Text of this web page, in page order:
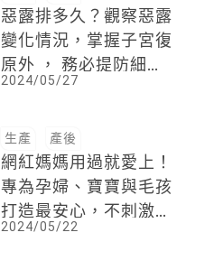
惡露排多久？觀察惡露
變化情況，掌握子宮復
原外 ， 務必提防細菌
感染
2024/05/27
生產 產後
網紅媽媽用過就愛上！
專為孕婦、寶寶與毛孩
打造最安心，不刺激的
居家用香
2024/05/22